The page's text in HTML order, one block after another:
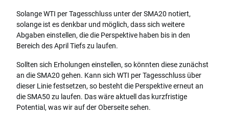
Solange WTI per Tagesschluss unter der SMA20 notiert,
solange ist es denkbar und möglich, dass sich weitere
Abgaben einstellen, die die Perspektive haben bis in den
Bereich des April Tiefs zu laufen.
Sollten sich Erholungen einstellen, so könnten diese zunächst
an die SMA20 gehen. Kann sich WTI per Tagesschluss über
dieser Linie festsetzen, so besteht die Perspektive erneut an
die SMA50 zu laufen. Das wäre aktuell das kurzfristige
Potential, was wir auf der Oberseite sehen.